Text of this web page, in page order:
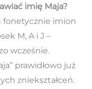
imię Maja?
fonetycznie imion
M, A i J –
wcześnie.
prawidłowo już
zniekształceń.